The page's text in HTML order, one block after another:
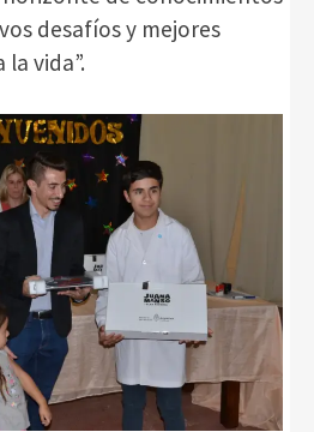
desafíos y mejores
vida”.